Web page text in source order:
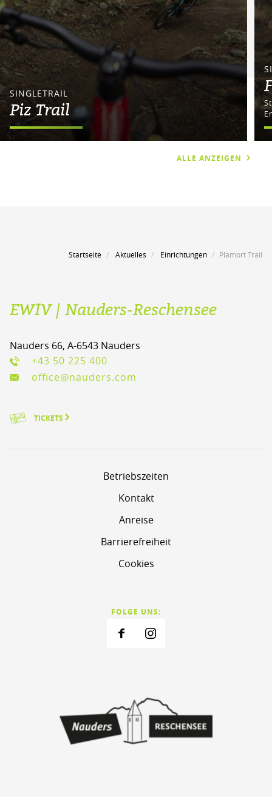
SINGLETRAIL
Piz Trail
ALLE ANZEIGEN
Startseite Aktuelles Einrichtungen Plamort Trail
EWIV | Nauders-Reschensee
Nauders 66, A-6543 Nauders
+43 50 225 400
office@nauders.com
TICKETS
Betriebszeiten
Kontakt
Anreise
Barrierefreiheit
Cookies
FOLGE UNS: